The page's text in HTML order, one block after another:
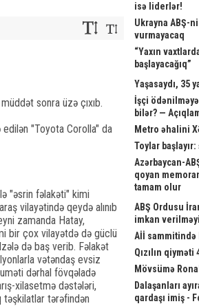
sonra üzə çıxıb.
edilən "Toyota Corolla" da
"əsrin fəlakəti" kimi
vilayətində qeydə alınıb
zamanda Hatay,
bir çox vilayətdə də güclü
də baş verib. Fəlakət
vətəndaş evsiz
dərhal fövqəladə
xilasetmə dəstələri,
təşkilatlar tərəfindən
isə liderlər!
Ukrayna ABŞ-
vurmayacaq
“Yaxın
başlayacağıq”
Yaşasaydı, 35
İşçi
bilər? —
Metro əhalini
Toylar
Azərbaycan-
qoyan
tamam olur
ABŞ Ordusu
imkan
Aİİ sammitində
Qızılın qiyməti
Mövsümə
Dalaşanları
qardaşı imiş -